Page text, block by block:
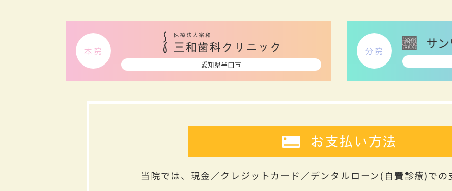
本院
愛知県半田市
分院
お支払い方法
当院では、現金／クレジットカード／デンタルローン(自費診療)での